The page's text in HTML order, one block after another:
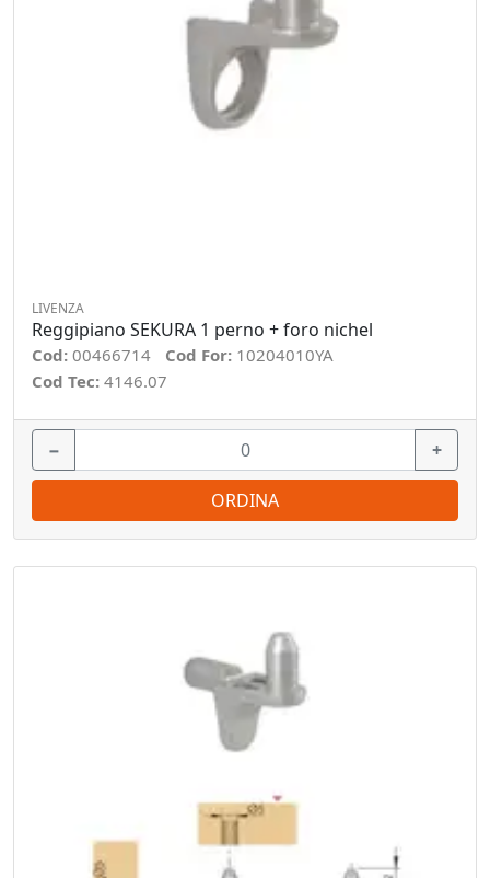
LIVENZA
Reggipiano SEKURA 1 perno + foro nichel
Cod: 00466714 Cod For: 10204010YA
Cod Tec: 4146.07
− +
ORDINA